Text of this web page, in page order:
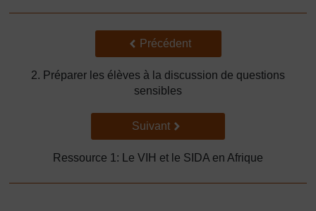
Précédent
Précédent
2. Préparer les élèves à la discussion de questions
sensibles
Suivant
Suivant
Ressource 1: Le VIH et le SIDA en Afrique